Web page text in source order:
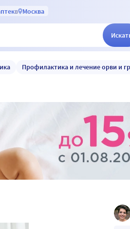
в Москва
Профилактика и лечение орви и